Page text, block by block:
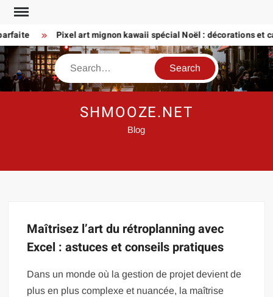
Skip
content
Pixel art mignon kawaii spécial Noël : décorations et
Search
SHMOOZE.NET
Blog
Maîtrisez l’art du rétroplanning avec
Excel : astuces et conseils pratiques
Dans un monde où la gestion de projet devient de
plus en plus complexe et nuancée, la maîtrise